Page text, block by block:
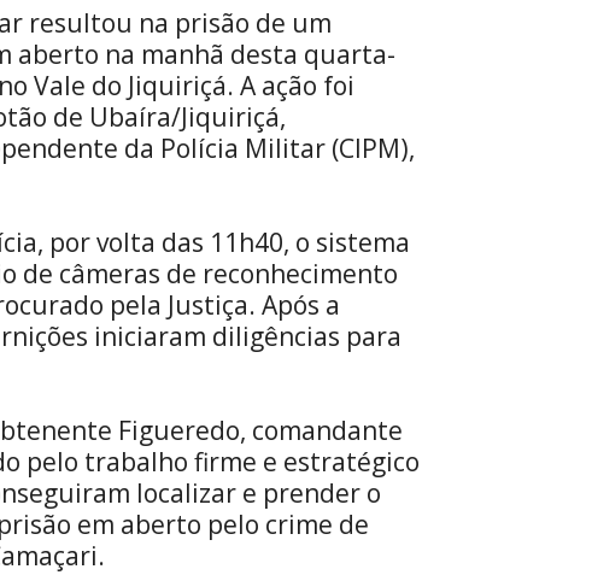
resultou na prisão de um
aberto na manhã desta quarta-
Vale do Jiquiriçá. A ação foi
de Ubaíra/Jiquiriçá,
da Polícia Militar (CIPM),
por volta das 11h40, o sistema
de câmeras de reconhecimento
pela Justiça. Após a
iniciaram diligências para
Figueredo, comandante
pelo trabalho firme e estratégico
localizar e prender o
em aberto pelo crime de